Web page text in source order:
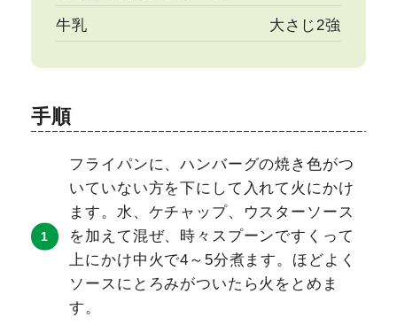
牛乳 大さじ2強
手順
フライパンに、ハンバーグの焼き色がつ
いていない方を下にして入れて火にかけ
ます。水、ケチャップ、ウスターソース
を加えて混ぜ、時々スプーンですくって
上にかけ中火で4～5分煮ます。ほどよく
ソースにとろみがついたら火をとめま
す。